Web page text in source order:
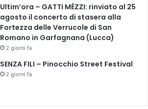
Ultim’ora – GATTI MÉZZI: rinviato al 25
agosto il concerto di stasera alla
Fortezza delle Verrucole di San
Romano in Garfagnana (Lucca)
2 giorni fa
SENZA FILI – Pinocchio Street Festival
2 giorni fa